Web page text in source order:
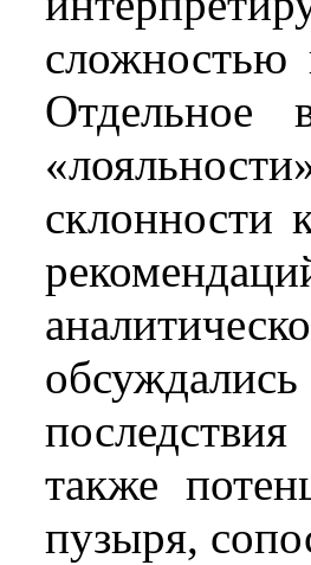
сложностью
Отдельное
склонности
также
пузыря,